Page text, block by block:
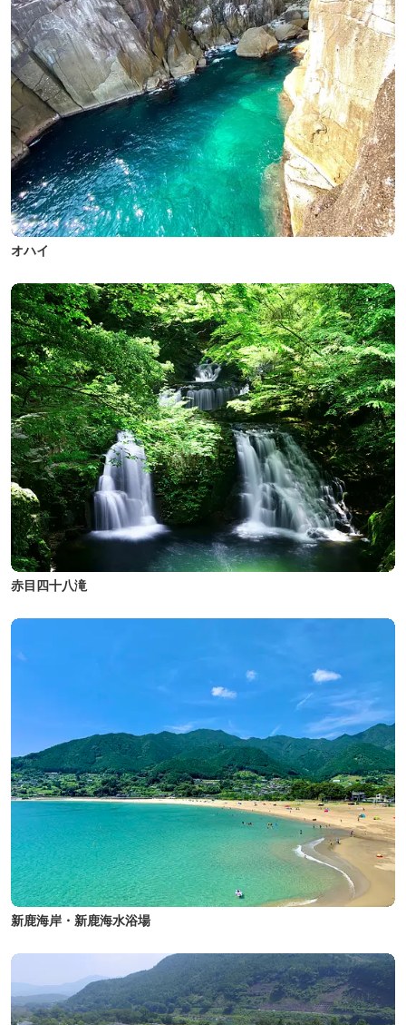
オハイ
赤目四十八滝
新鹿海岸・新鹿海水浴場